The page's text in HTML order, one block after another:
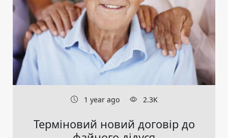
1 year ago 2.3K
Терміновий новий договір до